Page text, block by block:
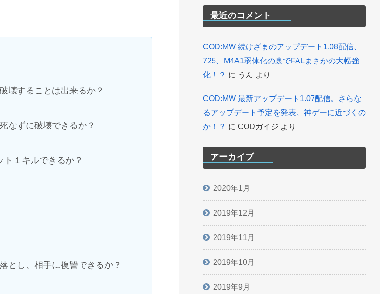
壊することは出来るか？
なずに破壊できるか？
１キルできるか？
とし、相手に復讐できるか？
最近のコメント
COD:MW 続けざまのアップデート1.08配信、
725、M4A1弱体化の裏でFALまさかの大幅強
化！？ に うん より
COD:MW 最新アップデート1.07配信。さらな
るアップデート予定を発表。神ゲーに近づくの
か！？ に CODガイジ より
アーカイブ
2020年1月
2019年12月
2019年11月
2019年10月
2019年9月